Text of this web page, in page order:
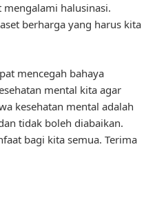
halusinasi.
berharga yang harus kita
mencegah bahaya
mental kita agar
kesehatan mental adalah
tidak boleh diabaikan.
bagi kita semua. Terima